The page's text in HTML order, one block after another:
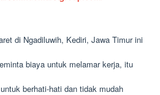
di Ngadiluwih, Kediri, Jawa Timur ini
biaya untuk melamar kerja, itu
berhati-hati dan tidak mudah